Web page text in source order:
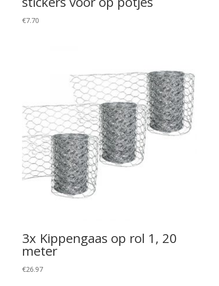
€7.70
3x Kippengaas op rol 1, 20
meter
€26.97